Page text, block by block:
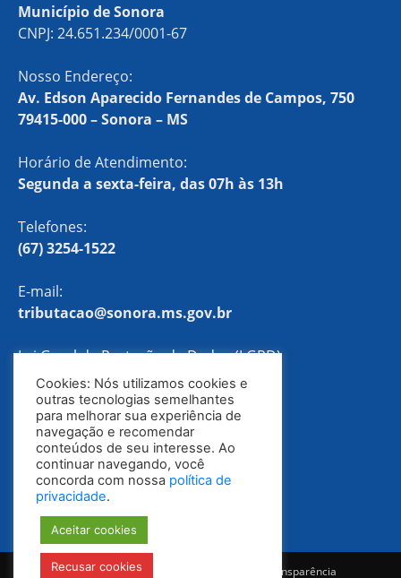
Município de Sonora
CNPJ: 24.651.234/0001-67
Nosso Endereço:
Av. Edson Aparecido Fernandes de Campos, 750
79415-000 – Sonora – MS
Horário de Atendimento:
Segunda a sexta-feira, das 07h às 13h
Telefones:
(67) 3254-1522
E-mail:
tributacao@sonora.ms.gov.br
Lei Geral de Proteção de Dados (LGPD)
Política de Privacidade
Notícias Ouvidoria Portal da Transparência
Cookies: Nós utilizamos cookies e
outras tecnologias semelhantes
para melhorar sua experiência de
navegação e recomendar
conteúdos de seu interesse. Ao
continuar navegando, você
concorda com nossa política de
privacidade.
Aceitar cookies
Recusar cookies